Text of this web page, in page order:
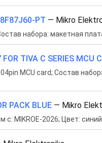
PT — Mikro
набора: макетная
TIVA C SERIES MCU
MCU card; Состав
PACK BLUE — Mikro
с: MIKROE-2026; Цвет: синий